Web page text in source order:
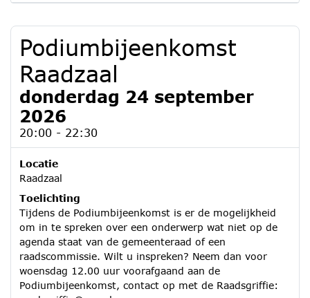
Podiumbijeenkomst
Raadzaal
donderdag 24 september
2026
20:00 - 22:30
Locatie
Raadzaal
Toelichting
Tijdens de Podiumbijeenkomst is er de mogelijkheid
om in te spreken over een onderwerp wat niet op de
agenda staat van de gemeenteraad of een
raadscommissie. Wilt u inspreken? Neem dan voor
woensdag 12.00 uur voorafgaand aan de
Podiumbijeenkomst, contact op met de Raadsgriffie: